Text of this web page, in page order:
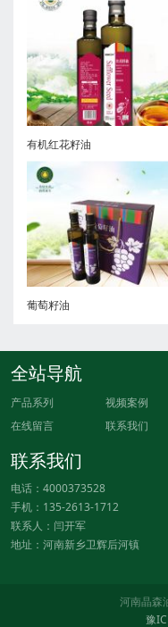
有机红花籽油
葡萄籽油
全站导航
产品系列 视频案例
在线留言
联系我们
联系我们
电话：4000373528
手机：135-2613-1712
联系人：闫开军
地址：河南新乡卫辉后河镇
河南晶森
豫